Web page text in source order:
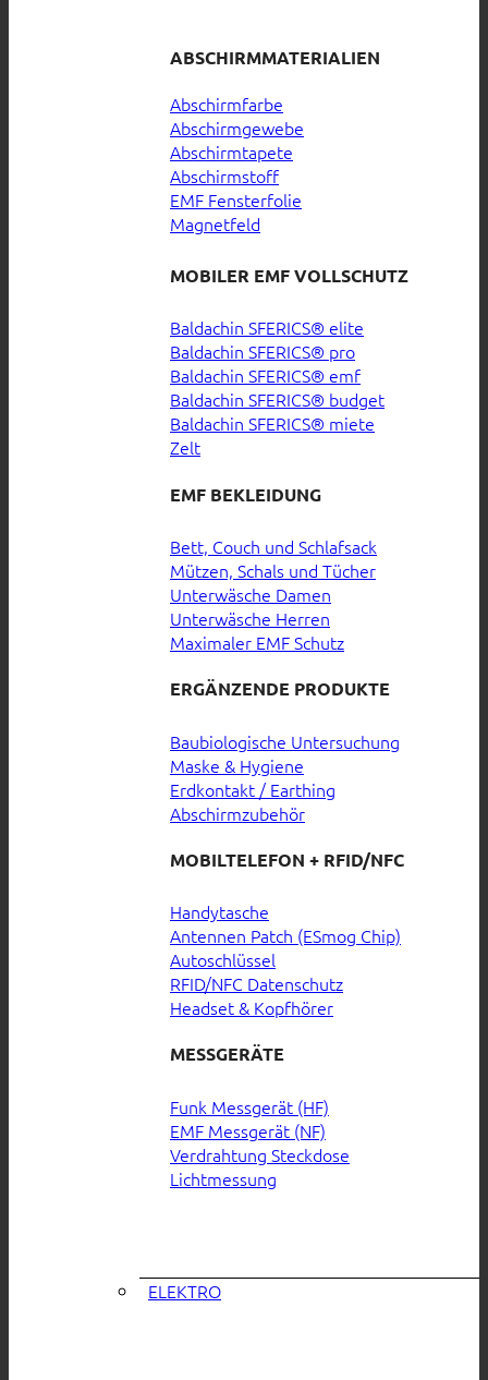
ABSCHIRMMATERIALIEN
Abschirmfarbe
Abschirmgewebe
Abschirmtapete
Abschirmstoff
EMF Fensterfolie
Magnetfeld
MOBILER EMF VOLLSCHUTZ
Baldachin SFERICS® elite
Baldachin SFERICS® pro
Baldachin SFERICS® emf
Baldachin SFERICS® budget
Baldachin SFERICS® miete
Zelt
EMF BEKLEIDUNG
Bett, Couch und Schlafsack
Mützen, Schals und Tücher
Unterwäsche Damen
Unterwäsche Herren
Maximaler EMF Schutz
ERGÄNZENDE PRODUKTE
Baubiologische Untersuchung
Maske & Hygiene
Erdkontakt / Earthing
Abschirmzubehör
MOBILTELEFON + RFID/NFC
Handytasche
Antennen Patch (ESmog Chip)
Autoschlüssel
RFID/NFC Datenschutz
Headset & Kopfhörer
MESSGERÄTE
Funk Messgerät (HF)
EMF Messgerät (NF)
Verdrahtung Steckdose
Lichtmessung
ELEKTRO